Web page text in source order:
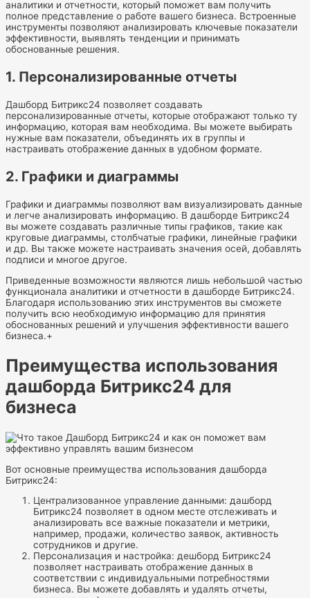
аналитики и отчетности, который поможет вам получить
полное представление о работе вашего бизнеса. Встроенные
инструменты позволяют анализировать ключевые показатели
эффективности, выявлять тенденции и принимать
обоснованные решения.
1. Персонализированные отчеты
Дашборд Битрикс24 позволяет создавать
персонализированные отчеты, которые отображают только ту
информацию, которая вам необходима. Вы можете выбирать
нужные вам показатели, объединять их в группы и
настраивать отображение данных в удобном формате.
2. Графики и диаграммы
Графики и диаграммы позволяют вам визуализировать данные
и легче анализировать информацию. В дашборде Битрикс24
вы можете создавать различные типы графиков, такие как
круговые диаграммы, столбчатые графики, линейные графики
и др. Вы также можете настраивать значения осей, добавлять
подписи и многое другое.
Приведенные возможности являются лишь небольшой частью
функционала аналитики и отчетности в дашборде Битрикс24.
Благодаря использованию этих инструментов вы сможете
получить всю необходимую информацию для принятия
обоснованных решений и улучшения эффективности вашего
бизнеса.+
Преимущества использования
дашборда Битрикс24 для
бизнеса
Вот основные преимущества использования дашборда
Битрикс24:
Централизованное управление данными: дашборд
Битрикс24 позволяет в одном месте отслеживать и
анализировать все важные показатели и метрики,
например, продажи, количество заявок, активность
сотрудников и другие.
Персонализация и настройка: дешборд Битрикс24
позволяет настраивать отображение данных в
соответствии с индивидуальными потребностями
бизнеса. Вы можете добавлять и удалять отчеты,